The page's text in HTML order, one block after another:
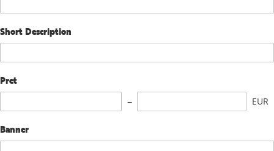
Short Description
Pret
EUR
Banner